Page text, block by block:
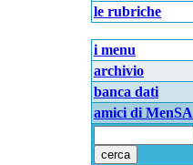
le rubriche
i menu
archivio
banca dati
amici di MenSA